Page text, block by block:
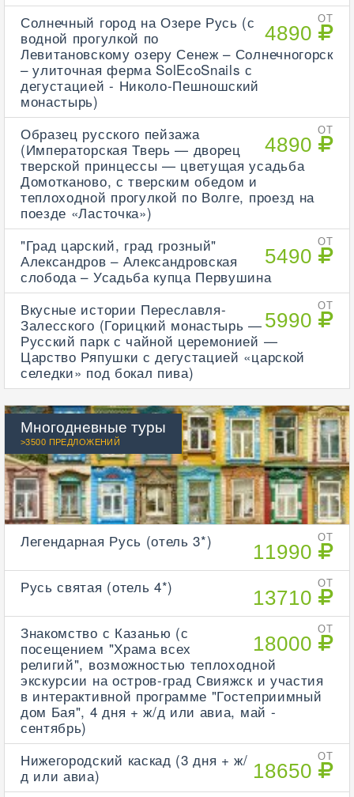
ОТ
4890
Солнечный город на Озере Русь (с
водной прогулкой по
Левитановскому озеру Сенеж – Солнечногорск
– улиточная ферма SolEcoSnails с
дегустацией - Николо-Пешношский
монастырь)
ОТ
4890
Образец русского пейзажа
(Императорская Тверь — дворец
тверской принцессы — цветущая усадьба
Домотканово, с тверским обедом и
теплоходной прогулкой по Волге, проезд на
поезде «Ласточка»)
ОТ
5490
"Град царский, град грозный"
Александров – Александровская
слобода – Усадьба купца Первушина
ОТ
5990
Вкусные истории Переславля-
Залесского (Горицкий монастырь —
Русский парк с чайной церемонией —
Царство Ряпушки с дегустацией «царской
селедки» под бокал пива)
Многодневные туры
>3500 ПРЕДЛОЖЕНИЙ
ОТ
11990
Легендарная Русь (отель 3*)
ОТ
13710
Русь святая (отель 4*)
ОТ
18000
Знакомство с Казанью (с
посещением "Храма всех
религий", возможностью теплоходной
экскурсии на остров-град Свияжск и участия
в интерактивной программе "Гостеприимный
дом Бая", 4 дня + ж/д или авиа, май -
сентябрь)
ОТ
18650
Нижегородский каскад (3 дня + ж/
д или авиа)